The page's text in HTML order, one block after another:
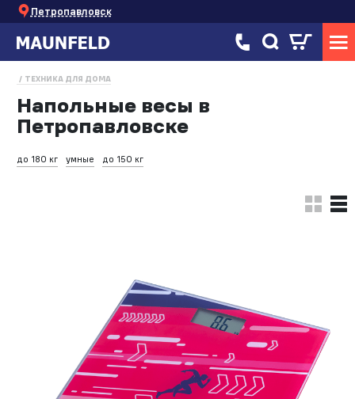
Петропавловск
ТЕХНИКА ДЛЯ ДОМА
Напольные весы в
Петропавловске
до 180 кг умные до 150 кг